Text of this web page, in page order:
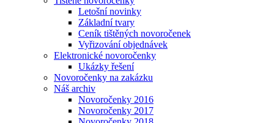
Letošní novinky
Základní tvary
Ceník tištěných novoročenek
Vyřizování objednávek
Elektronické novoročenky
Ukázky řešení
Novoročenky na zakázku
Náš archiv
Novoročenky 2016
Novoročenky 2017